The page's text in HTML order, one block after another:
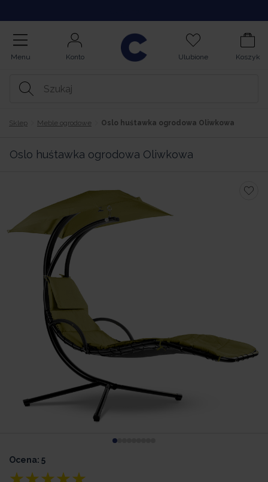
Menu Konto Ulubione Koszyk
Sklep Meble ogrodowe Oslo huśtawka ogrodowa Oliwkowa
Oslo huśtawka ogrodowa Oliwkowa
Ocena: 5